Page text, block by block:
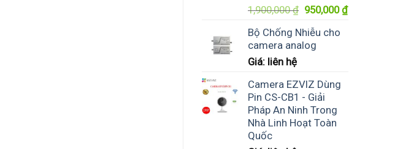
1,900,000₫ Giá
là:
1,900,000 ₫.
950,000₫Giá
Bộ Chống Nhiễu cho
camera analog
Giá: liên hệ
Camera EZVIZ Dùng
Pin CS-CB1 - Giải
Pháp An Ninh Trong
Nhà Linh Hoạt Toàn
Quốc